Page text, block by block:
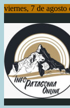
Saltar
contenido
viernes, 7 de agosto